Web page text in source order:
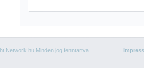
Network.hu Minden jog fenntartva.